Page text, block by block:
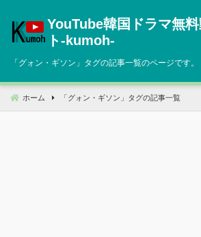
へ
動
YouTube韓国ドラマ無
ト‐kumoh‐
「グォン・ギソン 」タグの記事一覧のページです。
ホーム 「 グォン・ギソン 」タグの記事一覧